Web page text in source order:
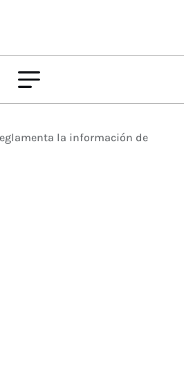
la información de